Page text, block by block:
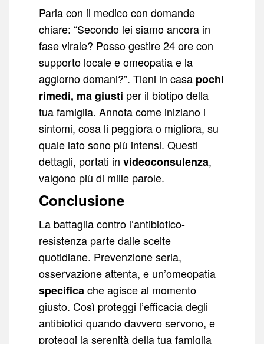
Parla con il medico con domande
chiare: “Secondo lei siamo ancora in
fase virale? Posso gestire 24 ore con
supporto locale e omeopatia e la
aggiorno domani?”. Tieni in casa pochi
rimedi, ma giusti per il biotipo della
tua famiglia. Annota come iniziano i
sintomi, cosa li peggiora o migliora, su
quale lato sono più intensi. Questi
dettagli, portati in videoconsulenza,
valgono più di mille parole.
Conclusione
La battaglia contro l’antibiotico-
resistenza parte dalle scelte
quotidiane. Prevenzione seria,
osservazione attenta, e un’omeopatia
specificache agisce al momento
giusto. Così proteggi l’efficacia degli
antibiotici quando davvero servono, e
proteggi la serenità della tua famiglia